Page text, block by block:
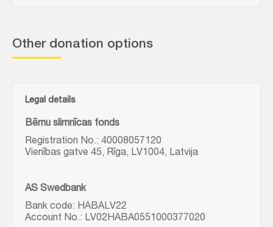
Other donation options
Legal details
Bērnu slimnīcas fonds
Registration No.: 40008057120
Vienības gatve 45, Rīga, LV1004, Latvija
AS Swedbank
Bank code: HABALV22
Account No.: LV02HABA0551000377020